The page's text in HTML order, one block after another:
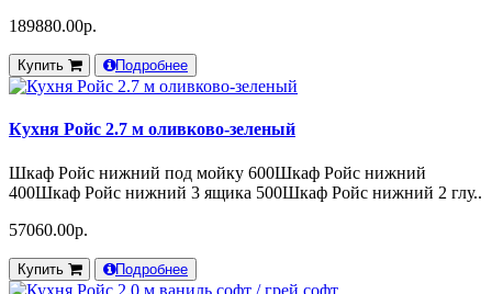
189880.00р.
Купить Подробнее
Кухня Ройс 2.7 м оливково-зеленый
Шкаф Ройс нижний под мойку 600Шкаф Ройс нижний
400Шкаф Ройс нижний 3 ящика 500Шкаф Ройс нижний 2 глу..
57060.00р.
Купить Подробнее